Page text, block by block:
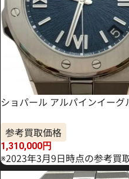
ショパール アルパインイーグ
参考買取価格
1,310,000円
※2023年3月9日時点の参考買